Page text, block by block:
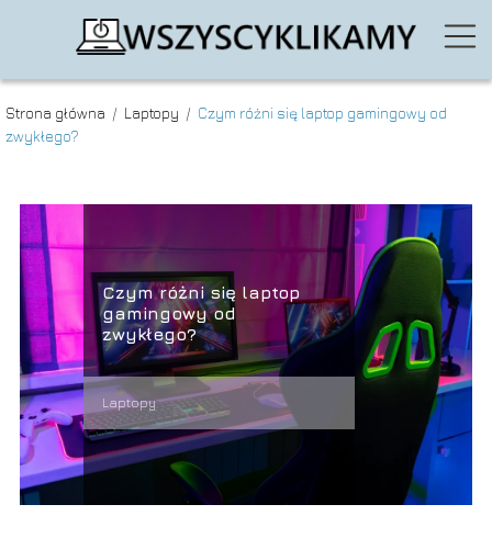
Strona główna / Laptopy / Czym różni się laptop gamingowy od
zwykłego?
Czym różni się laptop
gamingowy od
zwykłego?
Laptopy